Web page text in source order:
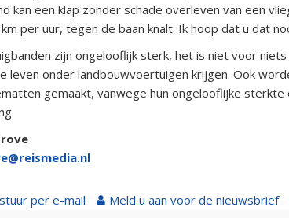
kan een klap zonder schade overleven van een
per uur, tegen de baan knalt. Ik hoop dat u dat
zijn ongelooflijk sterk, het is niet voor
leven onder landbouwvoertuigen krijgen. Ook
gemaakt, vanwege hun ongelooflijke sterkte
per e-mail Meld u aan voor de nieuwsbrief